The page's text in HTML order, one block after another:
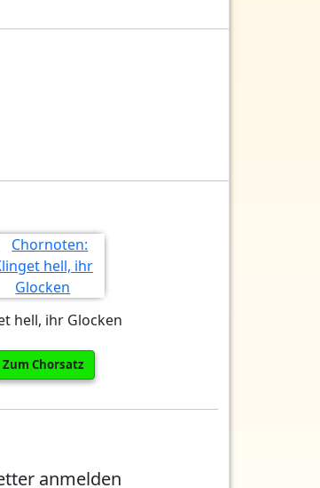
hell, ihr Glocken
Zum Chorsatz
anmelden